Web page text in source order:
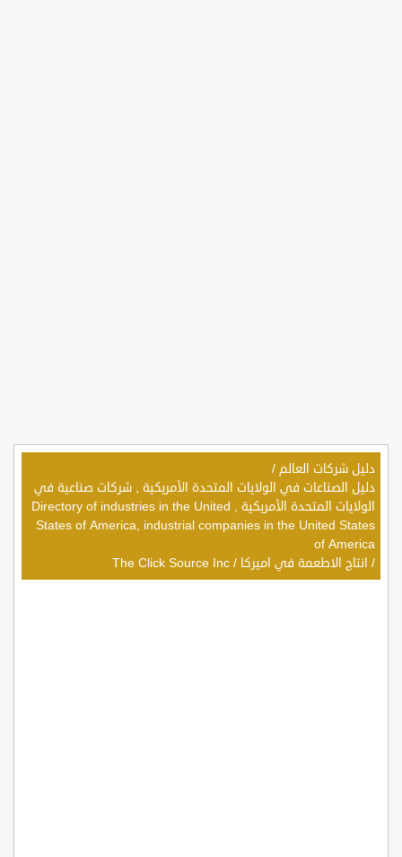
دليل شركات العالم /
دليل الصناعات في الولايات المتحدة الأمريكية , شركات صناعية في
الولايات المتحدة الأمريكية , Directory of industries in the United
States of America, industrial companies in the United States
of America
/ انتاج الاطعمة في اميركا /
The Click Source Inc